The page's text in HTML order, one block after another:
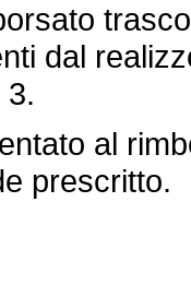
dal
3.
al
prescritto.